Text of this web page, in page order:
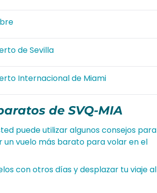
de Sevilla
Internacional de Miami
de SVQ-MIA
puede utilizar algunos consejos para
un vuelo más barato para volar en el
con otros días y desplazar tu viaje al